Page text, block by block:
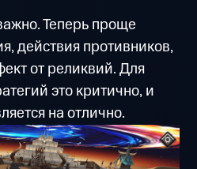
Теперь проще
действия противников,
от реликвий. Для
это критично, и
на отлично.